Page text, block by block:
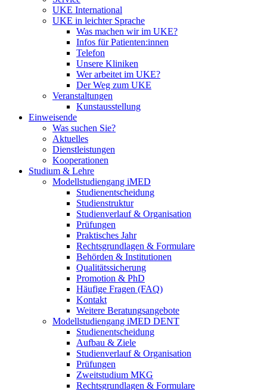
UKE International
UKE in leichter Sprache
Was machen wir im UKE?
Infos für Patienten:innen
Telefon
Unsere Kliniken
Wer arbeitet im UKE?
Der Weg zum UKE
Veranstaltungen
Kunstausstellung
Einweisende
Was suchen Sie?
Aktuelles
Dienstleistungen
Kooperationen
Studium & Lehre
Modellstudiengang iMED
Studienentscheidung
Studienstruktur
Studienverlauf & Organisation
Prüfungen
Praktisches Jahr
Rechtsgrundlagen & Formulare
Behörden & Institutionen
Qualitätssicherung
Promotion & PhD
Häufige Fragen (FAQ)
Kontakt
Weitere Beratungsangebote
Modellstudiengang iMED DENT
Studienentscheidung
Aufbau & Ziele
Studienverlauf & Organisation
Prüfungen
Zweitstudium MKG
Rechtsgrundlagen & Formulare